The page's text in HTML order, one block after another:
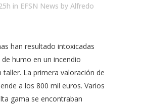
in EFSN News by Alfredo
han resultado intoxicadas
humo en un incendio
taller. La primera valoración de
a los 800 mil euros. Varios
gama se encontraban